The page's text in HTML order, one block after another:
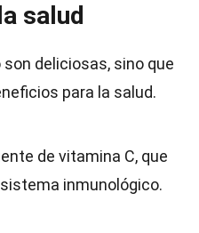
salud
deliciosas, sino que
para la salud.
de vitamina C, que
inmunológico.